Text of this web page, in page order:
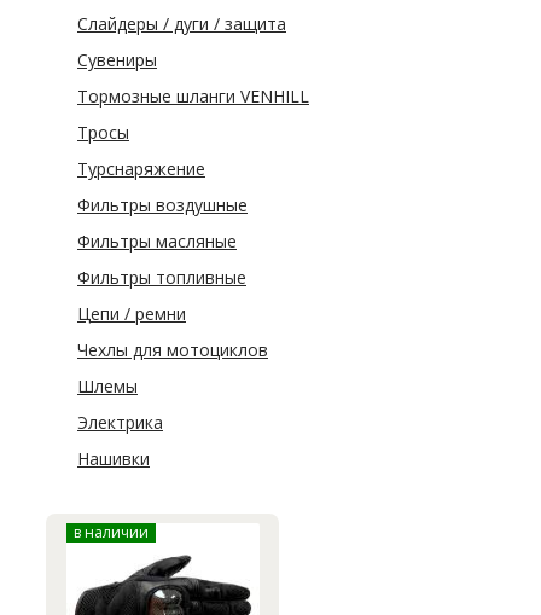
Слайдеры / дуги / защита
Сувениры
Тормозные шланги VENHILL
Тросы
Турснаряжение
Фильтры воздушные
Фильтры масляные
Фильтры топливные
Цепи / ремни
Чехлы для мотоциклов
Шлемы
Электрика
Нашивки
в наличии